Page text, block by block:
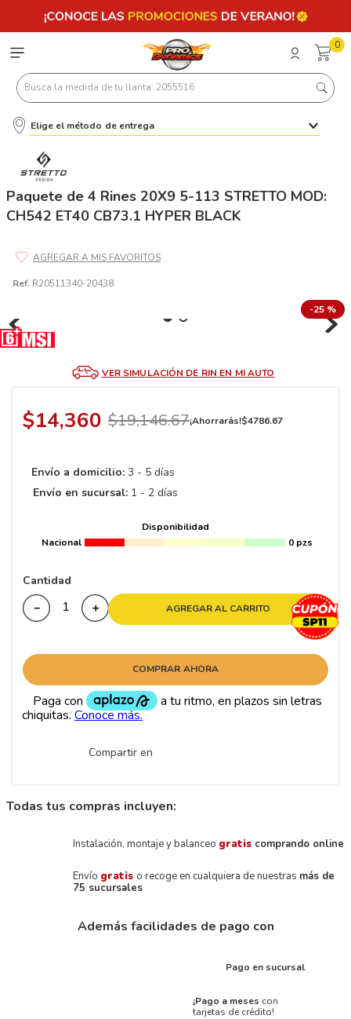
0
Busca la medida de tu llanta: 2055516
Elige el método de entrega
Paquete de 4 Rines 20X9 5-113 STRETTO MOD:
CH542 ET40 CB73.1 HYPER BLACK
Ref. R20511340-20438
-25 %
VER SIMULACIÓN DE RIN EN MI AUTO
$14,360 $19,146.67¡Ahorrarás!$4786.67
Envío a domicilio: 3 - 5 días
Envío en sucursal: 1 - 2 días
Disponibilidad
Nacional
0 pzs
Cantidad
＋
－ AGREGAR AL CARRITO
COMPRAR AHORA
Compartir en
Todas tus compras incluyen:
Instalación, montaje y balanceo gratis comprando online
Envío gratis o recoge en cualquiera de nuestras más de
75 sucursales
Además facilidades de pago con
Pago en sucursal
¡Pago a meses con
tarjetas de crédito!
Términos más buscados
3.225
7.195 65 15
9.265